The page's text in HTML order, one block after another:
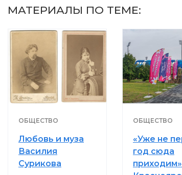
МАТЕРИАЛЫ ПО ТЕМЕ:
ОБЩЕСТВО
Любовь и муза
Василия
Сурикова
ОБЩЕСТВО
«Уже не
год сюда